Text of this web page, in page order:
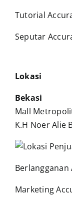
Tutorial
Seputar
Lokasi
Bekasi
Mall
K.H Noer Alie
Berlangganan
Marketing